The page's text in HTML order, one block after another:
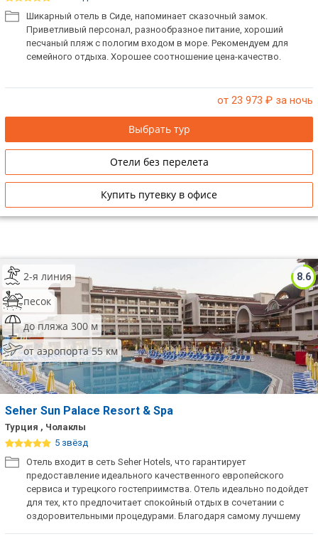
Шикарный отель в Сиде, напоминает сказочный замок.
Приветливый персонал, разнообразное питание, хороший
песчаный пляж с пологим входом в море. Рекомендуем для
семейного отдыха. Хорошее соотношение цена-качество.
от 23 973 ₽ за ночь
Выбрать тур
Отели без перелета
Купить путевку в офисе
8.6
2-я линия
песок
до пляжа 300 м
от аэропорта 55 км
Seher Sun Palace Resort & Spa
Турция , Чолаклы
5 звёзд
Отель входит в сеть Seher Hotels, что гарантирует
предоставление идеального качественного европейского
сервиса и турецкого гостеприимства. Отель идеально подойдет
для тех, кто предпочитает спокойный отдых в сочетании с
оздоровительными процедурами. Благодаря самому лучшему